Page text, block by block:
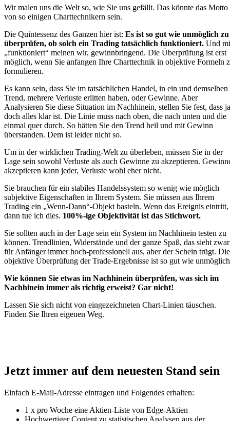
Wir malen uns die Welt so, wie Sie uns gefällt. Das könnte das Motto
von so einigen Charttechnikern sein.
Die Quintessenz des Ganzen hier ist: Es ist so gut wie unmöglich zu
überprüfen, ob solch ein Trading tatsächlich funktioniert. Und
„funktioniert“ meinen wir, gewinnbringend. Die Überprüfung ist erst
möglich, wenn Sie anfangen Ihre Charttechnik in objektive Formeln
formulieren.
Es kann sein, dass Sie im tatsächlichen Handel, in ein und demselben
Trend, mehrere Verluste erlitten haben, oder Gewinne. Aber
Analysieren Sie diese Situation im Nachhinein, stellen Sie fest, dass ja
doch alles klar ist. Die Linie muss nach oben, die nach unten und die
einmal quer durch. So hätten Sie den Trend heil und mit Gewinn
überstanden. Dem ist leider nicht so.
Um in der wirklichen Trading-Welt zu überleben, müssen Sie in der
Lage sein sowohl Verluste als auch Gewinne zu akzeptieren.
akzeptieren kann jeder, Verluste wohl eher nicht.
Sie brauchen für ein stabiles Handelssystem so wenig wie möglich
subjektive Eigenschaften in Ihrem System. Sie müssen aus Ihrem
Trading ein „Wenn-Dann“-Objekt basteln. Wenn das Ereignis eintritt,
dann tue ich dies. 100%-ige Objektivität ist das Stichwort.
Sie sollten auch in der Lage sein ein System im Nachhinein testen zu
können. Trendlinien, Widerstände und der ganze Spaß, das sieht zwar
für Anfänger immer hoch-professionell aus, aber der Schein trügt. Die
objektive Überprüfung der Trade-Ergebnisse ist so gut wie
Wie können Sie etwas im Nachhinein überprüfen, was sich im
Nachhinein immer als richtig erweist? Gar nicht!
Lassen Sie sich nicht von eingezeichneten Chart-Linien täuschen.
Finden Sie Ihren eigenen Weg.
Jetzt immer auf dem neuesten Stand sein
Einfach E-Mail-Adresse eintragen und Folgendes erhalten:
1 x pro Woche eine Aktien-Liste von Edge-Aktien
Hochwertiger Content zu statistischen Analysen aus der